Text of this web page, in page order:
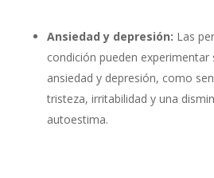
Ansiedad y depresión: Las
condición pueden experimentar
ansiedad y depresión, como
tristeza, irritabilidad y una
autoestima.